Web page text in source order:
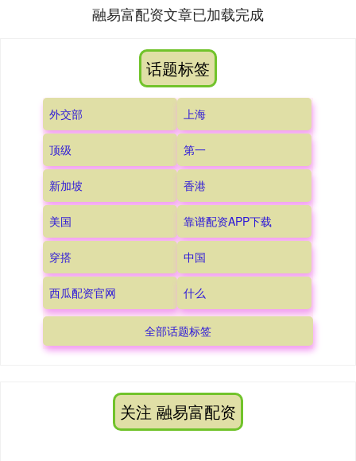
融易富配资文章已加载完成
话题标签
外交部 上海
顶级 第一
新加坡 香港
美国 靠谱配资APP下载
穿搭 中国
西瓜配资官网 什么
全部话题标签
关注 融易富配资